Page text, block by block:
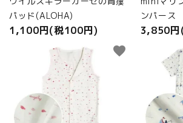
パッド(ALOHA)
1,100円(税100円)
ンパース
3,850
favorite